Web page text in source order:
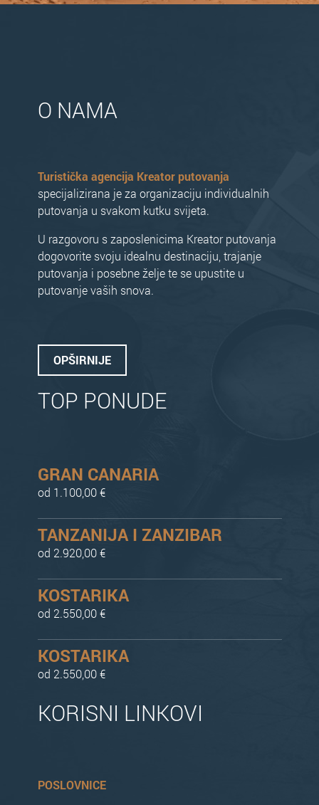
O NAMA
Turistička agencija Kreator putovanja
specijalizirana je za organizaciju individualnih
putovanja u svakom kutku svijeta.
U razgovoru s zaposlenicima Kreator putovanja
dogovorite svoju idealnu destinaciju, trajanje
putovanja i posebne želje te se upustite u
putovanje vaših snova.
OPŠIRNIJE
TOP PONUDE
GRAN CANARIA
od 1.100,00 €
TANZANIJA I ZANZIBAR
od 2.920,00 €
KOSTARIKA
od 2.550,00 €
KOSTARIKA
od 2.550,00 €
KORISNI LINKOVI
POSLOVNICE